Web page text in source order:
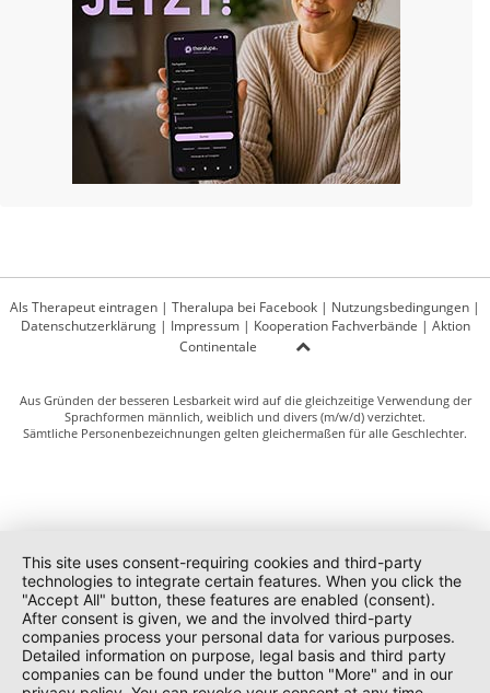
Als Therapeut eintragen | Theralupa bei Facebook | Nutzungsbedingungen |
Datenschutzerklärung| Impressum| Kooperation Fachverbände | Aktion
Continentale
Aus Gründen der besseren Lesbarkeit wird auf die gleichzeitige Verwendung der
Sprachformen männlich, weiblich und divers (m/w/d) verzichtet.
Sämtliche Personenbezeichnungen gelten gleichermaßen für alle Geschlechter.
This site uses consent-requiring cookies and third-party
technologies to integrate certain features. When you click the
"Accept All" button, these features are enabled (consent).
After consent is given, we and the involved third-party
companies process your personal data for various purposes.
Detailed information on purpose, legal basis and third party
companies can be found under the button "More" and in our